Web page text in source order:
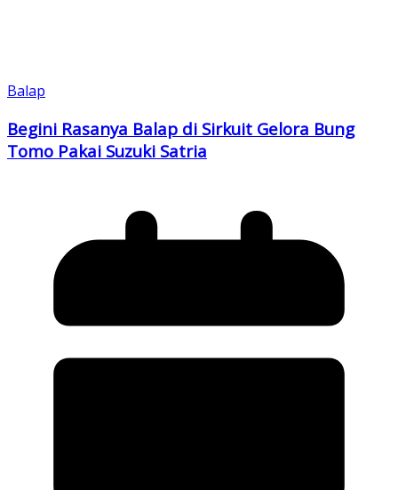
Balap
Begini Rasanya Balap di Sirkuit Gelora Bung
Tomo Pakai Suzuki Satria